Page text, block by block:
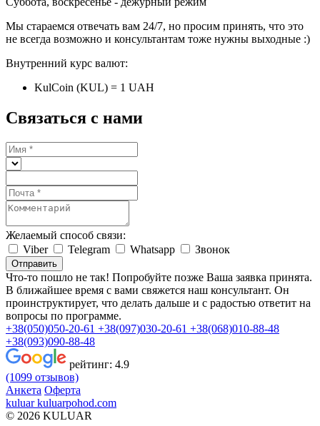
Мы стараемся отвечать вам 24/7, но просим принять, что это
не всегда возможно и консультантам тоже нужны выходные :)
Внутренний курс валют:
KulCoin (KUL) = 1 UAH
Связаться с нами
Желаемый способ связи:
Viber
Telegram Whatsapp Звонок
Отправить
Что-то пошло не так! Попробуйте позже Ваша заявка принята.
В ближайшее время с вами свяжется наш консультант. Он
проинструктирует, что делать дальше и с радостью ответит на
вопросы по программе.
+38(050)050-20-61 +38(097)030-20-61 +38(068)010-88-48
+38(093)090-88-48
рейтинг: 4.9
(1099 отзывов)
Анкета Оферта
kuluar kuluarpohod.com
© 2026 KULUAR